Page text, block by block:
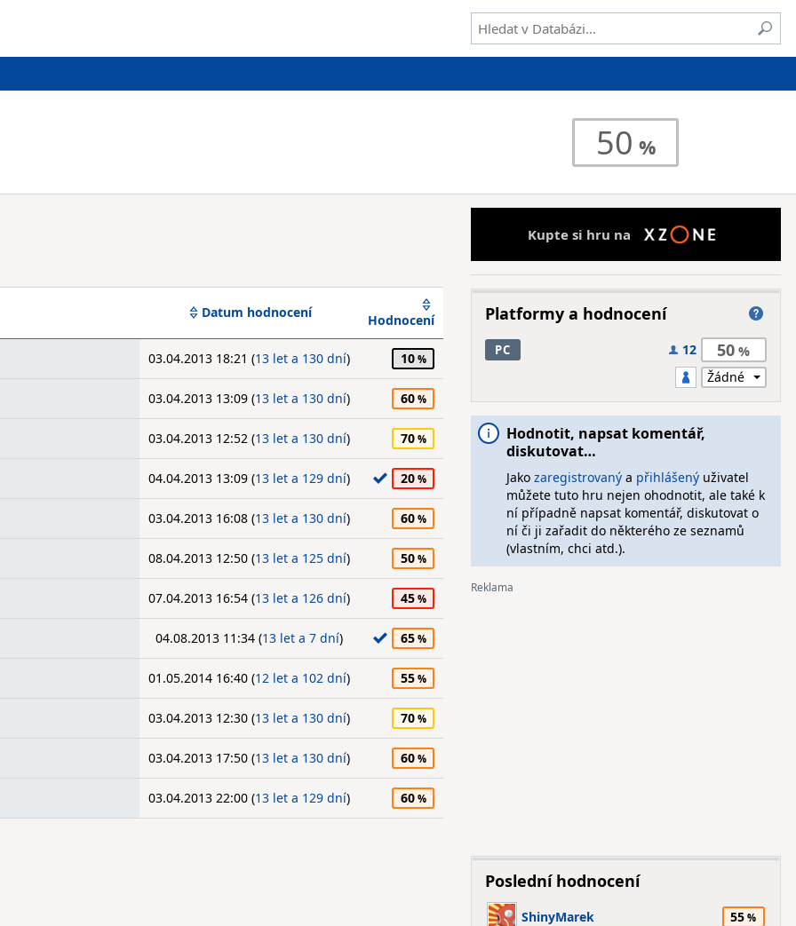
50
Datum hodnocení Hodnocení
03.04.2013 18:21 (13 let a 130 dní) 10
03.04.2013 13:09 (13 let a 130 dní) 60
03.04.2013 12:52 (13 let a 130 dní) 70
04.04.2013 13:09 (13 let a 129 dní) 20
03.04.2013 16:08 (13 let a 130 dní) 60
08.04.2013 12:50 (13 let a 125 dní) 50
07.04.2013 16:54 (13 let a 126 dní) 45
04.08.2013 11:34 (13 let a 7 dní) 65
01.05.2014 16:40 (12 let a 102 dní) 55
03.04.2013 12:30 (13 let a 130 dní) 70
03.04.2013 17:50 (13 let a 130 dní) 60
03.04.2013 22:00 (13 let a 129 dní) 60
Kupte si hru na
Platformy a hodnocení
PC 12 50
Hodnotit, napsat komentář,
diskutovat…
Jako zaregistrovanýa přihlášenýuživatel
můžete tuto hru nejen ohodnotit, ale také k
ní případně napsat komentář, diskutovat o
ní či ji zařadit do některého ze seznamů
(vlastním, chci atd.).
Poslední hodnocení
ShinyMarek 55